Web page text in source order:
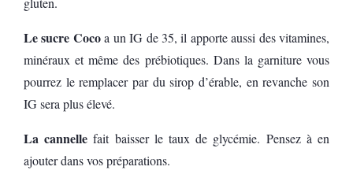
Le sucre Cocoa un IG de 35, il apporte aussi des vitamines,
minéraux et même des prébiotiques. Dans la garniture vous
pourrez le remplacer par du sirop d’érable, en revanche son
IG sera plus élevé.
La cannelle fait baisser le taux de glycémie. Pensez à en
ajouter dans vos préparations.